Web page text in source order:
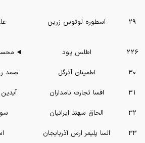
29 اسطوره لوتوس زرین
226 اطلس پود
30
اطمینان آذرگل صمد
31
افسا تجارت نامداران
32
الحاق سهند ایرانیان
33
السا پلیمر ارس آذربایجان